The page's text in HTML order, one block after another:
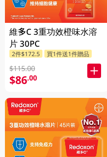
維多C 3重功效橙味水溶
片 30PC
2件$172.5 買1件送1件贈品
$115.00
$86.00